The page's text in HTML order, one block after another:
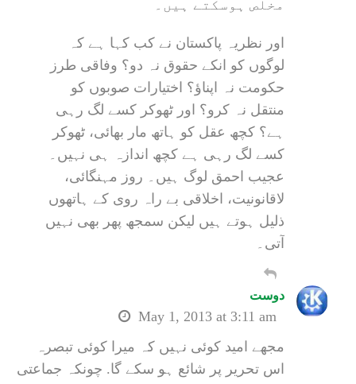
مخلص ہوسکتے ہیں۔
اور نظریہ پاکستان نے کب کہا ہے کہ
لوگوں کو انکے حقوق نہ دو؟ وفاقی طرز
حکومت نہ اپناؤ؟ اختیارات صوبوں کو
منتقل نہ کرو؟ اور ٹھوکر کسے لگ رہی
ہے؟ کچھ عقل کو ہاتھ مار بھائی، ٹھوکر
کسے لگ رہی ہے کچھ اندازہ ہی نہیں۔
عجیب احمق لوگ ہیں۔ روز مہنگائی،
لاقانونیت، اخلاقی بے راہ روی کے ہاتھوں
ذلیل ہوتے ہیں لیکن سمجھ پھر بھی نہیں
آتی۔
دوست
May 1, 2013 at 3:11 am
مجھے امید کوئی نہیں کہ میرا کوئی تبصرہ
اس تحریر پر شائع ہو سکے گا. چونکہ جماعتی